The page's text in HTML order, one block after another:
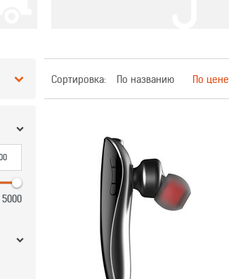
Сортировка: По названию По цене
5000
БЛЮТУЗ ГАРНИТУРА AWEI N1,
ЧЕРНЫЕ
Сравнить